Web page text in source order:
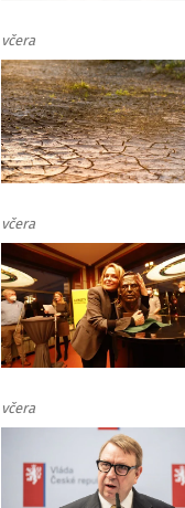
včera
včera
včera